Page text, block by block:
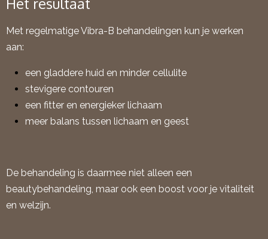
Het resultaat
Met regelmatige Vibra-B behandelingen kun je werken
aan:
een gladdere huid en minder cellulite
stevigere contouren
een fitter en energieker lichaam
meer balans tussen lichaam en geest
De behandeling is daarmee niet alleen een
beautybehandeling, maar ook een boost voor je vitaliteit
en welzijn.